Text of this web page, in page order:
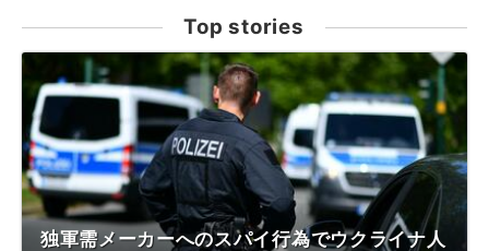
Top stories
独軍需メーカーへのスパイ行為でウクライナ人